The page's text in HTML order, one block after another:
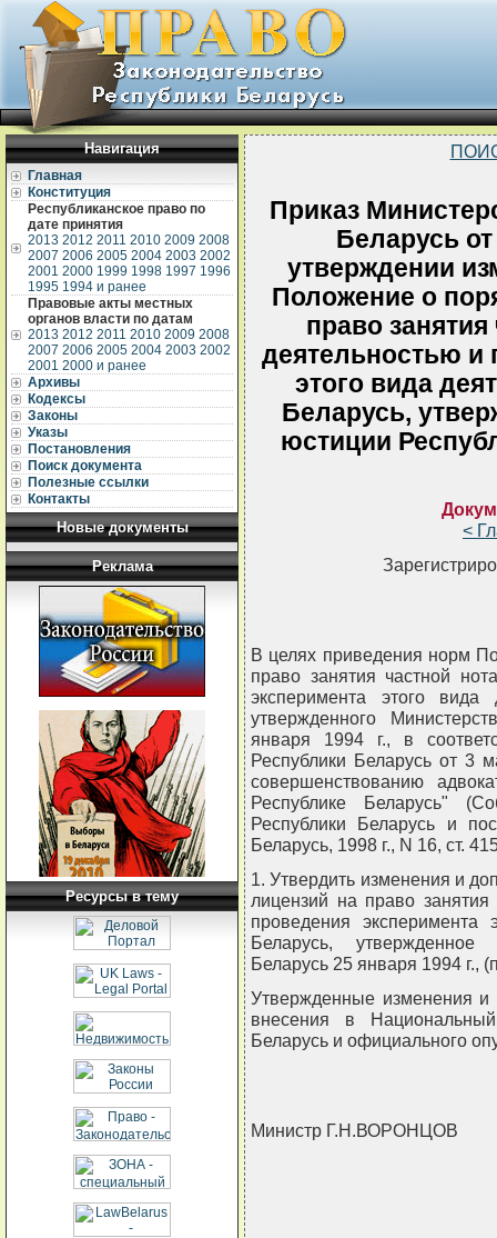
Навигация
Главная
Конституция
Республиканское право по
дате принятия
2013 2012 2011 2010 2009 2008
2007 2006 2005 2004 2003 2002
2001 2000 1999 1998 1997 1996
1995 1994 и ранее
Правовые акты местных
органов власти по датам
2013 2012 2011 2010 2009 2008
2007 2006 2005 2004 2003 2002
2001 2000 и ранее
Архивы
Кодексы
Законы
Указы
Постановления
Поиск документа
Полезные ссылки
Контакты
Новые документы
Реклама
Ресурсы в тему
Приказ
Беларусь
утверждении
Положение о
право
деятельностью и
этого вида
Беларусь,
юстиции
<
В целях приведения норм
право занятия частной
эксперимента этого вида
утвержденного
января 1994 г., в
Республики Беларусь от 3
совершенствованию
Республике Беларусь"
Республики Беларусь и
Беларусь, 1998 г., N 16, ст.
1. Утвердить изменения и
лицензий на право занятия
проведения эксперимента
Беларусь, утвержденное
Беларусь 25 января 1994 г.,
Утвержденные изменения и
внесения в
Беларусь и официального
Министр Г.Н.ВОРОНЦОВ